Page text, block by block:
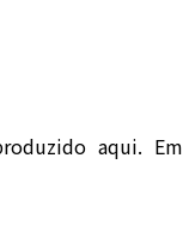
aqui. Em